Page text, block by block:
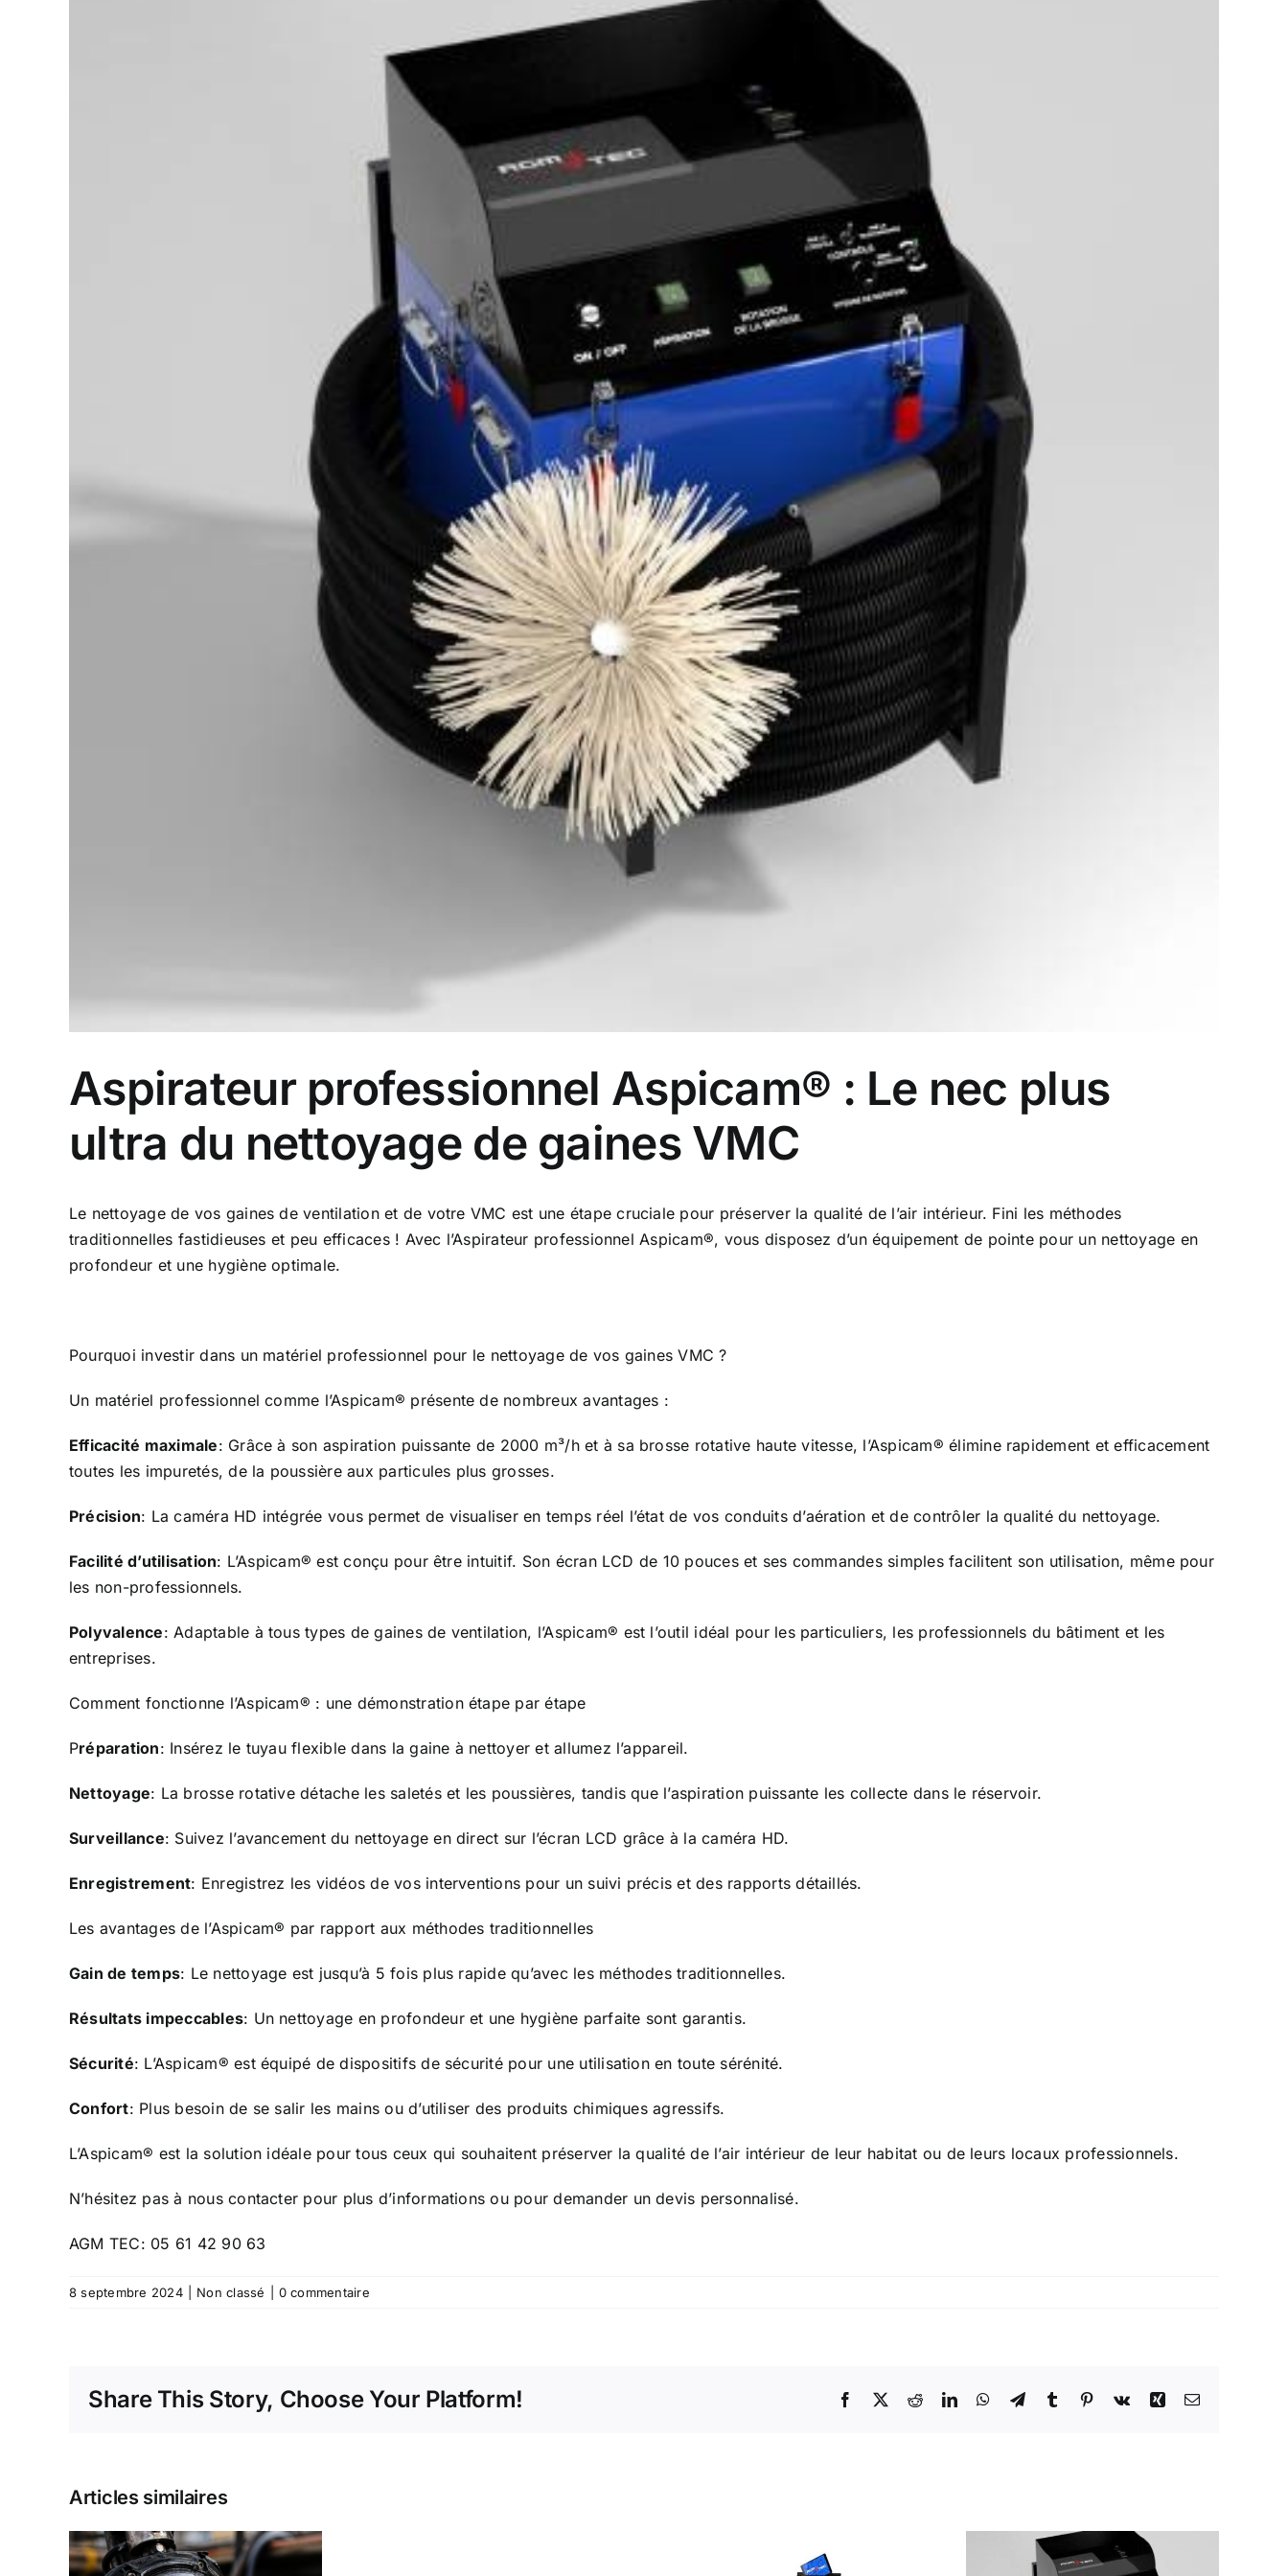
Aspirateur professionnel Aspicam® : Le nec plus
ultra du nettoyage de gaines VMC
Le nettoyage de vos gaines de ventilation et de votre VMC est une étape cruciale pour préserver la qualité de l’air intérieur. Fini les méthodes
traditionnelles fastidieuses et peu efficaces ! Avec l’Aspirateur professionnel Aspicam®, vous disposez d’un équipement de pointe pour un nettoyage en
profondeur et une hygiène optimale.
Pourquoi investir dans un matériel professionnel pour le nettoyage de vos gaines VMC ?
Un matériel professionnel comme l’Aspicam® présente de nombreux avantages :
Efficacité maximale: Grâce à son aspiration puissante de 2000 m³/h et à sa brosse rotative haute vitesse, l’Aspicam® élimine rapidement et efficacement
toutes les impuretés, de la poussière aux particules plus grosses.
Précision: La caméra HD intégrée vous permet de visualiser en temps réel l’état de vos conduits d’aération et de contrôler la qualité du nettoyage.
Facilité d’utilisation: L’Aspicam® est conçu pour être intuitif. Son écran LCD de 10 pouces et ses commandes simples facilitent son utilisation, même pour
les non-professionnels.
Polyvalence: Adaptable à tous types de gaines de ventilation, l’Aspicam® est l’outil idéal pour les particuliers, les professionnels du bâtiment et les
entreprises.
Comment fonctionne l’Aspicam® : une démonstration étape par étape
Préparation: Insérez le tuyau flexible dans la gaine à nettoyer et allumez l’appareil.
Nettoyage: La brosse rotative détache les saletés et les poussières, tandis que l’aspiration puissante les collecte dans le réservoir.
Surveillance: Suivez l’avancement du nettoyage en direct sur l’écran LCD grâce à la caméra HD.
Enregistrement: Enregistrez les vidéos de vos interventions pour un suivi précis et des rapports détaillés.
Les avantages de l’Aspicam® par rapport aux méthodes traditionnelles
Gain de temps: Le nettoyage est jusqu’à 5 fois plus rapide qu’avec les méthodes traditionnelles.
Résultats impeccables: Un nettoyage en profondeur et une hygiène parfaite sont garantis.
Sécurité: L’Aspicam® est équipé de dispositifs de sécurité pour une utilisation en toute sérénité.
Confort: Plus besoin de se salir les mains ou d’utiliser des produits chimiques agressifs.
L’Aspicam® est la solution idéale pour tous ceux qui souhaitent préserver la qualité de l’air intérieur de leur habitat ou de leurs locaux professionnels.
N’hésitez pas à nous contacter pour plus d’informations ou pour demander un devis personnalisé.
AGM TEC: 05 61 42 90 63
8 septembre 2024 Non classé 0 commentaire
Share This Story, Choose Your Platform! Facebook
X RedditLinkedInWhatsApp
TelegramTumblr Pinterest
Vk Xing Email
Articles similaires
Centrale de